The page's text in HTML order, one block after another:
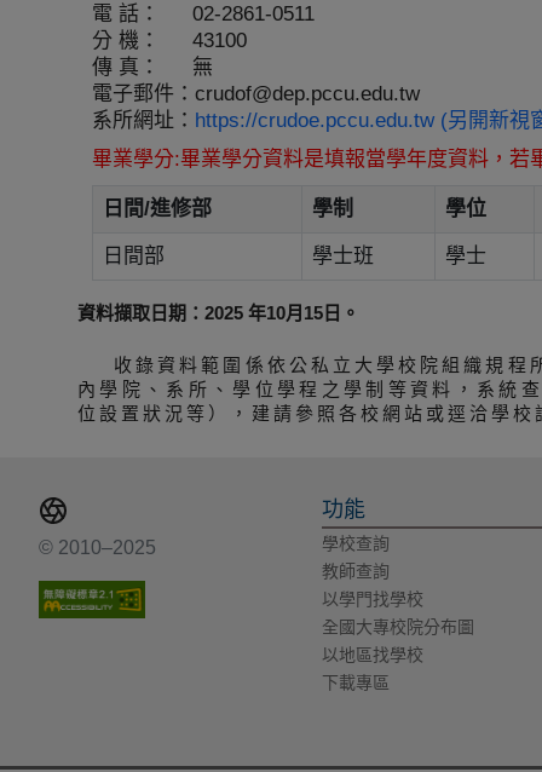
電 話：
02-2861-0511
分 機：
43100
傳 真：
無
電子郵件： crudof@dep.pccu.edu.tw
系所網址： https://crudoe.pccu.edu.tw (另開新視
畢業學分:畢業學分資料是填報當學年度資料，
日間/進修部 學制 學位
日間部 學士班 學士
資料擷取日期：2025 年10月15日。
收錄資料範圍係依公私立大學校院組織規
內學院、系所、學位學程之學制等資料，系統
位設置狀況等），建請參照各校網站或逕洽學校
© 2010–2025
功能
學校查詢
教師查詢
以學門找學校
全國大專校院分布圖
以地區找學校
下載專區